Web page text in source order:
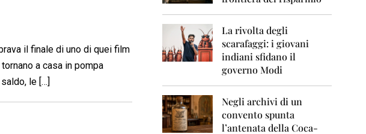
1
1
il finale di uno di quei film
a casa in pompa
le […]
La rivolta degli
scarafaggi: i giovani
indiani sfidano il
governo Modi
Negli archivi di un
convento spunta
l’antenata della Coca-